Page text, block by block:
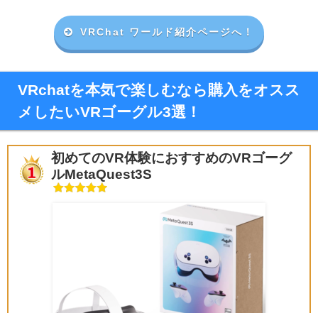
VRChat ワールド紹介ページへ！
VRchatを本気で楽しむなら購入をオスス
メしたいVRゴーグル3選！
初めてのVR体験におすすめのVRゴーグ
ルMetaQuest3S